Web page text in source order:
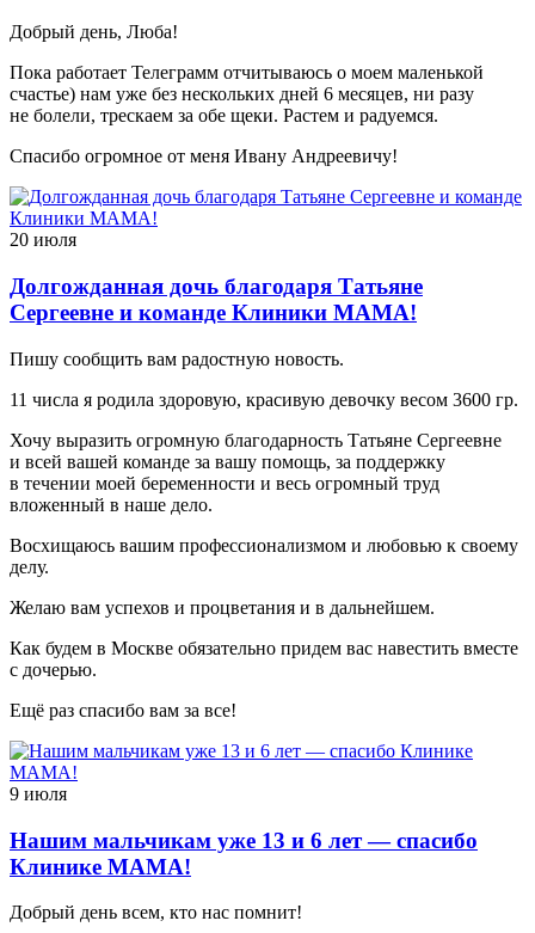
Добрый день, Люба!
Пока работает Телеграмм отчитываюсь о моем маленькой
счастье) нам уже без нескольких дней 6 месяцев, ни разу
не болели, трескаем за обе щеки. Растем и радуемся.
Спасибо огромное от меня Ивану Андреевичу!
20 июля
Долгожданная дочь благодаря Татьяне
Сергеевне и команде Клиники МАМА!
Пишу сообщить вам радостную новость.
11 числа я родила здоровую, красивую девочку весом 3600 гр.
Хочу выразить огромную благодарность Татьяне Сергеевне
и всей вашей команде за вашу помощь, за поддержку
в течении моей беременности и весь огромный труд
вложенный в наше дело.
Восхищаюсь вашим профессионализмом и любовью к своему
делу.
Желаю вам успехов и процветания и в дальнейшем.
Как будем в Москве обязательно придем вас навестить вместе
с дочерью.
Ещё раз спасибо вам за все!
9 июля
Нашим мальчикам уже 13 и 6 лет — спасибо
Клинике МАМА!
Добрый день всем, кто нас помнит!